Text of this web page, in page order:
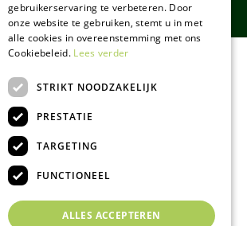
gebruikerservaring te verbeteren. Door
onze website te gebruiken, stemt u in met
alle cookies in overeenstemming met ons
Cookiebeleid. Lees verder
STRIKT NOODZAKELIJK
PRESTATIE
TARGETING
FUNCTIONEEL
ALLES ACCEPTEREN